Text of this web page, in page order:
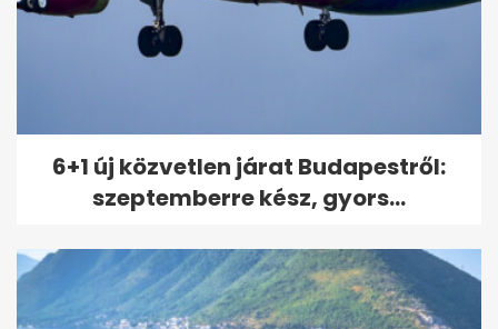
Az amerikai szenátus is
vizsgálja Fauci szerepét a
6+1 új közvetlen járat Budapestről:
szeptemberre kész, gyors...